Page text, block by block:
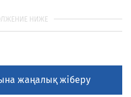
жаңалық жіберу